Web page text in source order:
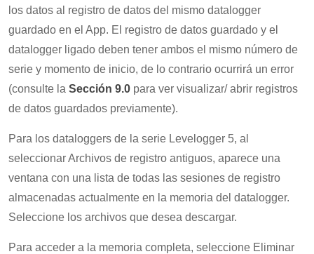
los datos al registro de datos del mismo datalogger
guardado en el App. El registro de datos guardado y el
datalogger ligado deben tener ambos el mismo número de
serie y momento de inicio, de lo contrario ocurrirá un error
(consulte la Sección 9.0 para ver visualizar/ abrir registros
de datos guardados previamente).
Para los dataloggers de la serie Levelogger 5, al
seleccionar Archivos de registro antiguos, aparece una
ventana con una lista de todas las sesiones de registro
almacenadas actualmente en la memoria del datalogger.
Seleccione los archivos que desea descargar.
Para acceder a la memoria completa, seleccione Eliminar